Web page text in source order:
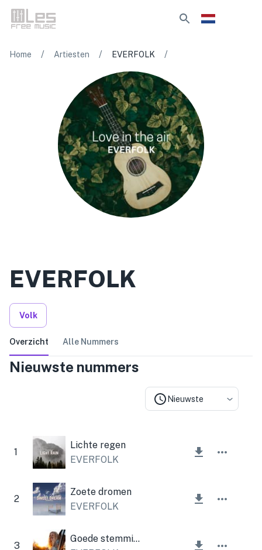
Home / Artiesten / EVERFOLK /
EVERFOLK
Volk
Overzicht Alle Nummers
Nieuwste nummers
Nieuwste
1
Lichte regen
EVERFOLK
2
Zoete dromen
EVERFOLK
3
Goede stemming